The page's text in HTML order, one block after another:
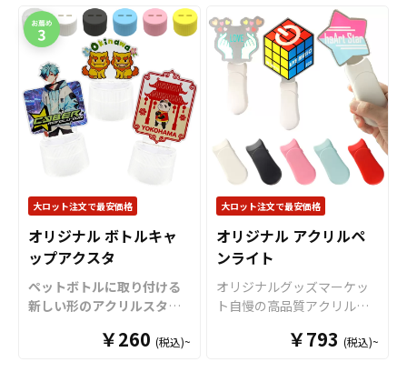
リアアクリル素材を採用し
た「オリジナル アクリル絵
馬」は、通常の木製絵馬に
はないツヤと高級感に加
え、立体的で透明感のある
美しい仕上がりが魅力で
す。 ケイオー自慢の高精
細・ハイクオリティな印刷
グラデーション、写真など
もきれいに表現できます。
「片面印刷」「両面印刷」
「箔押し」「ハイブリッド
印刷」に対応可能で、奥行
き感のある美しい仕上がり
のアクリル絵馬を制作でき
ます。 サイズは用途やター
ゲットに合わせて選べる
S/M/Lの3サイズをご用意。
リジナルのデザインにて製
作いたします。 アクリルキ
ーホルダーは水に強く耐久
性も抜群で、美しい状態を
長く保つことができます。
近年ではアクリルキーホル
ダーはガチャガチャ用の景
品としても多くのご依頼を
いただいております。アク
キーの販売に必要な資材も
数多く取り揃えております
ので、お客様にはデザイン
をご入稿いただくだけでオ
リジナル商品として販売し
ていただくことができま
す。 アクリルの大きさで価
格もリーズナブルに製作が
出来ますので、ノベルティ
としても配布するのにも最
大ロット注文で最安価格
オリジナル ボトルキャ
ップアクスタ
ペットボトルに取り付ける
新しい形のアクリルスタン
タ」をお客様のオリジナル
￥260 (税込)~
大ロット注文で最安価格
オリジナル アクリルペ
ンライト
オリジナルグッズマーケッ
ト自慢の高品質アクリル素
オリジナルのアクリルペン
￥793 (税込)~